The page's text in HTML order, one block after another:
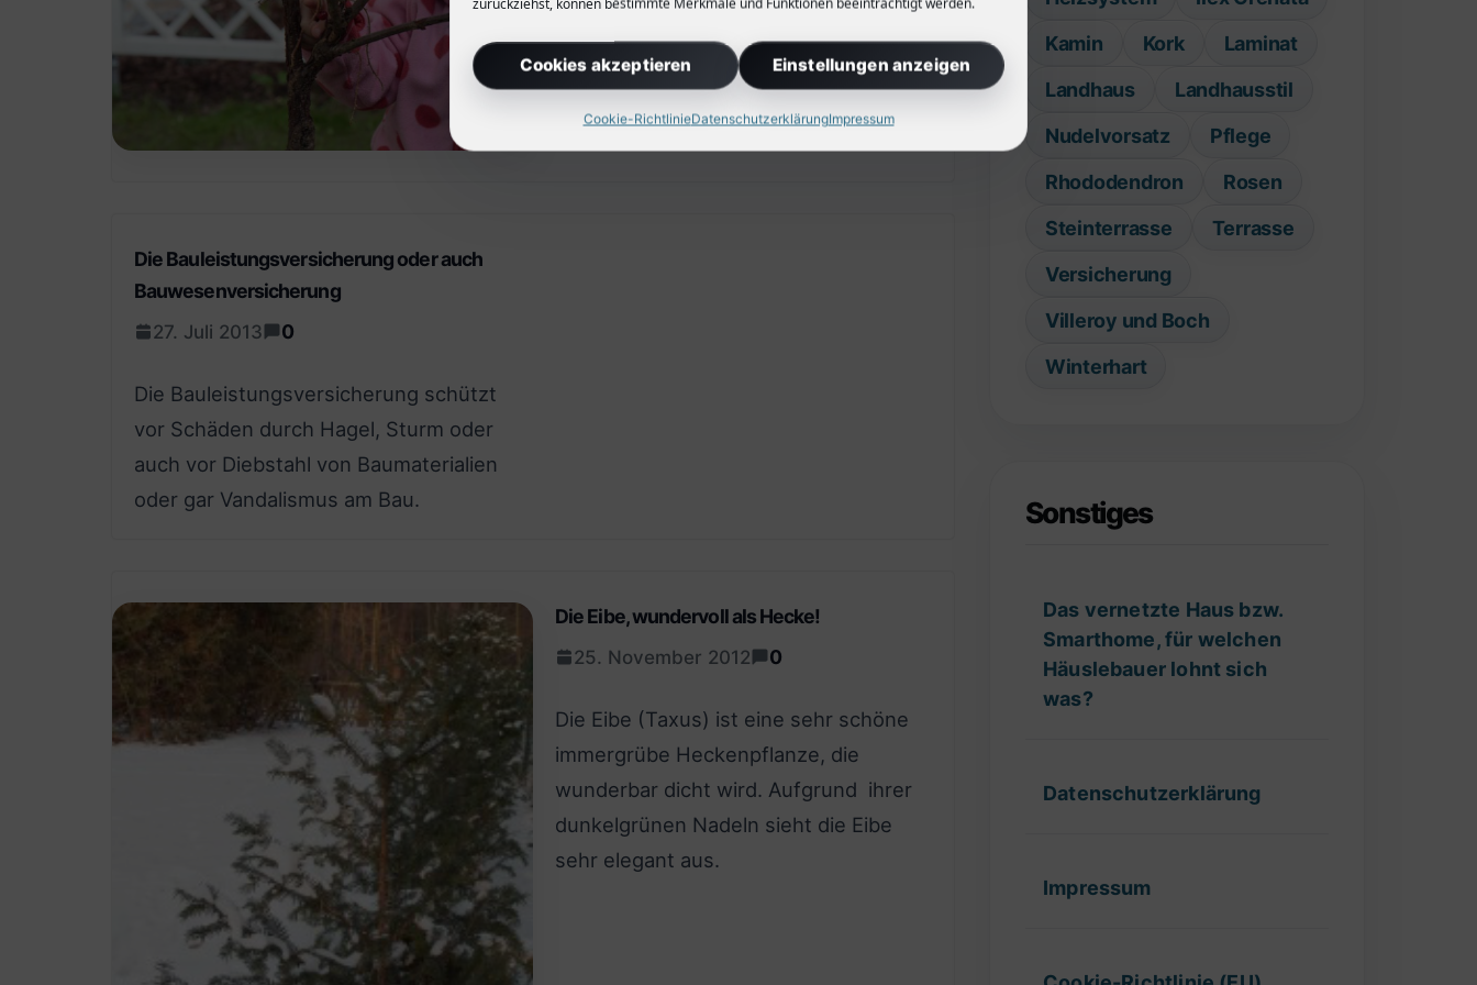
Cookies akzeptieren Einstellungen anzeigen
Cookie-RichtlinieDatenschutzerklärungImpressum
eigenen Grundstück macht nur wenig
Arbeit und viel Freude.
Die Bauleistungsversicherung oder auch
Bauwesenversicherung
27. Juli 2013 0
Die Bauleistungsversicherung schützt
vor Schäden durch Hagel, Sturm oder
auch vor Diebstahl von Baumaterialien
oder gar Vandalismus am Bau.
Die Eibe, wundervoll als Hecke!
25. November 2012 0
Die Eibe (Taxus) ist eine sehr schöne
immergrübe Heckenpflanze, die
wunderbar dicht wird. Aufgrund ihrer
dunkelgrünen Nadeln sieht die Eibe
sehr elegant aus.
Kamin
Kork
Laminat
Landhaus
Landhausstil
Nudelvorsatz
Pflege
Rhododendron
Rosen
Steinterrasse
Terrasse
Versicherung
Villeroy und Boch
Winterhart
Sonstiges
Das vernetzte Haus bzw.
Smarthome, für welchen
Häuslebauer lohnt sich
was?
Datenschutzerklärung
Impressum